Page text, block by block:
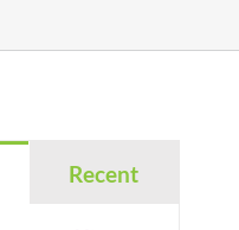
Recent